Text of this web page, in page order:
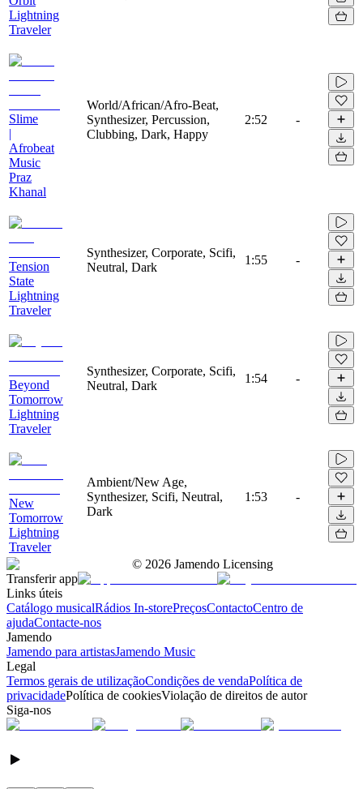
Lightning
Traveler
Slime
|
Afrobeat
Music
Praz
Khanal
World/African/Afro-Beat,
Synthesizer, Percussion,
Clubbing, Dark, Happy
2:52 -
Tension
State
Lightning
Traveler
Synthesizer, Corporate, Scifi,
Neutral, Dark
1:55 -
Beyond
Tomorrow
Lightning
Traveler
Synthesizer, Corporate, Scifi,
Neutral, Dark
1:54 -
New
Tomorrow
Lightning
Traveler
Ambient/New Age,
Synthesizer, Scifi, Neutral,
Dark
1:53 -
© 2026 Jamendo Licensing
Transferir app
Links úteis
Catálogo musicalRádios In-storePreçosContactoCentro de
ajudaContacte-nos
Jamendo
Jamendo para artistasJamendo Music
Legal
Termos gerais de utilizaçãoCondições de vendaPolítica de
privacidadePolítica de cookiesViolação de direitos de autor
Siga-nos